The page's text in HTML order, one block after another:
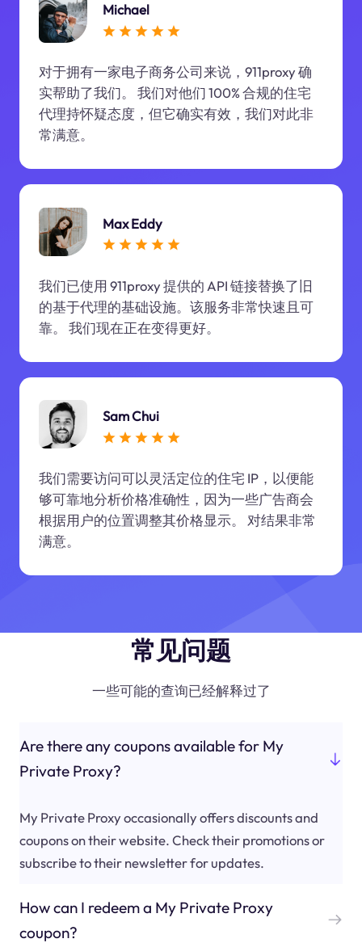
Michael
对于拥有一家电子商务公司来说，911proxy 确
实帮助了我们。 我们对他们 100% 合规的住宅
代理持怀疑态度，但它确实有效，我们对此非
常满意。
Max Eddy
我们已使用 911proxy 提供的 API 链接替换了旧
的基于代理的基础设施。该服务非常快速且可
靠。 我们现在正在变得更好。
Sam Chui
我们需要访问可以灵活定位的住宅 IP，以便能
够可靠地分析价格准确性，因为一些广告商会
根据用户的位置调整其价格显示。 对结果非常
满意。
常见问题
一些可能的查询已经解释过了
Are there any coupons available for My
Private Proxy?
My Private Proxy occasionally offers discounts and
coupons on their website. Check their promotions or
subscribe to their newsletter for updates.
How can I redeem a My Private Proxy
coupon?